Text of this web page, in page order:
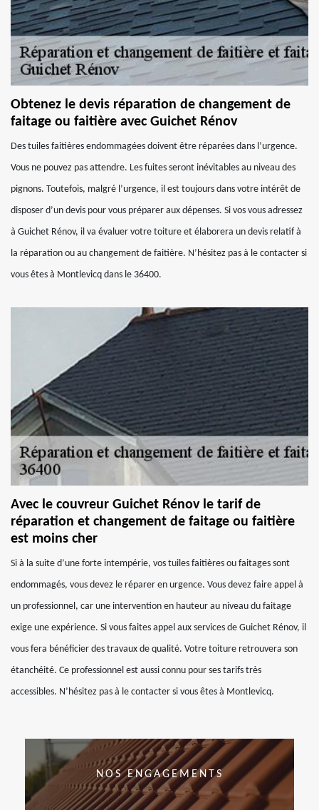
Obtenez le devis réparation de changement de
faitage ou faitière avec Guichet Rénov
Des tuiles faitières endommagées doivent être réparées dans l’urgence.
Vous ne pouvez pas attendre. Les fuites seront inévitables au niveau des
pignons. Toutefois, malgré l’urgence, il est toujours dans votre intérêt de
disposer d’un devis pour vous préparer aux dépenses. Si vos vous adressez
à Guichet Rénov, il va évaluer votre toiture et élaborera un devis relatif à
la réparation ou au changement de faitière. N’hésitez pas à le contacter si
vous êtes à Montlevicq dans le 36400.
Avec le couvreur Guichet Rénov le tarif de
réparation et changement de faitage ou faitière
est moins cher
Si à la suite d’une forte intempérie, vos tuiles faitières ou faitages sont
endommagés, vous devez le réparer en urgence. Vous devez faire appel à
un professionnel, car une intervention en hauteur au niveau du faitage
exige une expérience. Si vous faites appel aux services de Guichet Rénov, il
vous fera bénéficier des travaux de qualité. Votre toiture retrouvera son
étanchéité. Ce professionnel est aussi connu pour ses tarifs très
accessibles. N’hésitez pas à le contacter si vous êtes à Montlevicq.
NOS ENGAGEMENTS